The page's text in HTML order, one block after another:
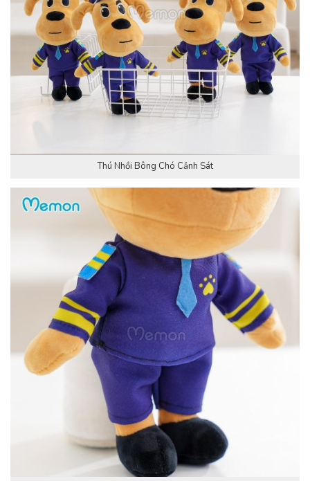
Thú Nhồi Bông Chó Cảnh Sát